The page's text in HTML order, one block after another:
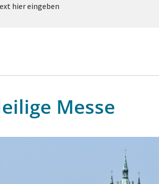
hier eingeben
Messe